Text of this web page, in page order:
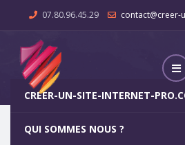
07.80.96.45.29
CREER-UN-SITE-INTERNET-
QUI SOMMES NOUS ?
Agence Web